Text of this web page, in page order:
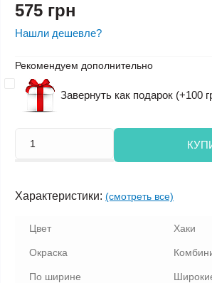
575 грн
Нашли дешевле?
Рекомендуем дополнительно
Завернуть как подарок (+100
Характеристики: (смотреть все)
Цвет Хаки
Окраска
По ширине